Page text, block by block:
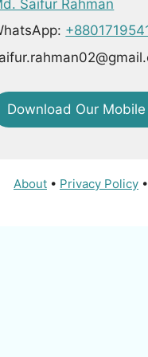
Saifur Rahman
Download Our
About • Privacy Policy •